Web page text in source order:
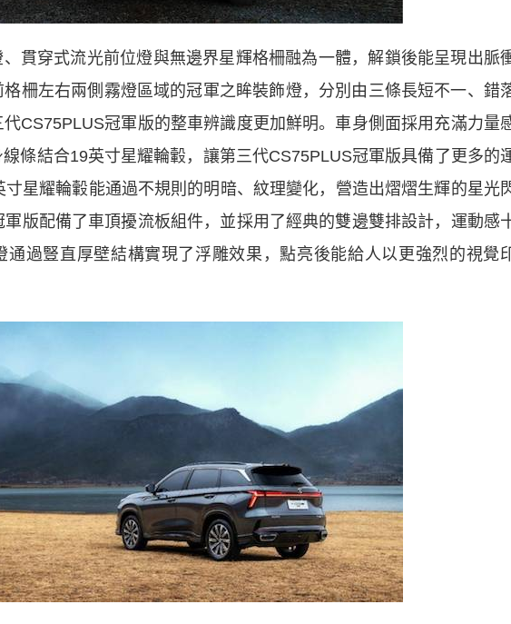
穿式流光前位燈與無邊界星輝格柵融為一體，解鎖後能呈現出脈
柵左右兩側霧燈區域的冠軍之眸裝飾燈，分別由三條長短不一、錯
CS75PLUS冠軍版的整車辨識度更加鮮明。車身側面採用充滿力量
條結合19英寸星耀輪轂，讓第三代CS75PLUS冠軍版具備了更多的
星耀輪轂能通過不規則的明暗、紋理變化，營造出熠熠生輝的星光
版配備了車頂擾流板組件，並採用了經典的雙邊雙排設計，運動感
通過豎直厚壁結構實現了浮雕效果，點亮後能給人以更強烈的視覺